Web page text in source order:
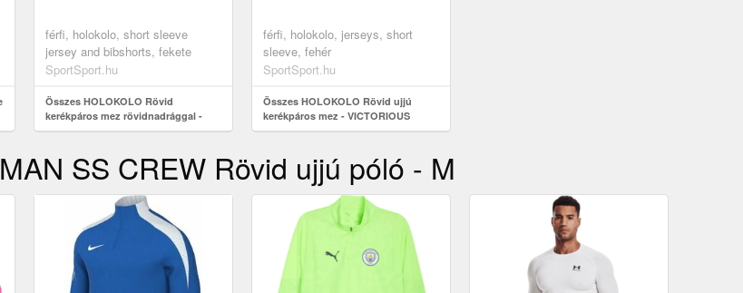
férfi, holokolo, short sleeve
jersey and bibshorts, fekete
SportSport.hu
Összes HOLOKOLO Rövid
kerékpáros mez rövidnadrággal -
szett - fekete/fehér/kék
férfi, holokolo, jerseys, short
sleeve, fehér
SportSport.hu
Összes HOLOKOLO Rövid ujjú
kerékpáros mez - VICTORIOUS
ELITE - fehér
SS CREW Rövid ujjú póló - M